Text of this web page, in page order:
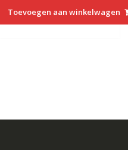
Toevoegen aan winkelwagen